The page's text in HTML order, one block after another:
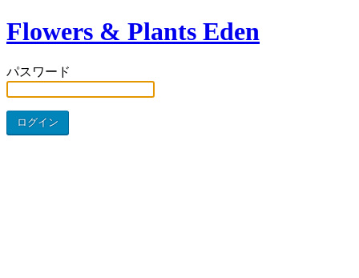
Flowers & Plants Eden
パスワード